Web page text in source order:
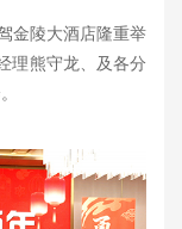
金陵大酒店隆重举
理熊守龙、及各分